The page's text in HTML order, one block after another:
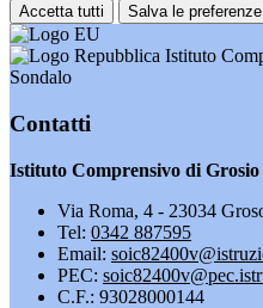
Accetta tutti Salva le preferenze
Istituto
Sondalo
Contatti
Istituto Comprensivo di
Via Roma, 4 - 23034
Tel: 0342 887595
Email:
PEC:
C.F.: 93028000144